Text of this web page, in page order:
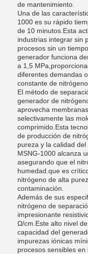
de mantenimiento.
Una de las
1000 es su rápido
de 10 minutos.Esta
industrias integrar sin
procesos sin un
generador funciona
a 1,5
diferentes demandas
constante de
El método de
generador de
aprovecha
selectivamente las
comprimido.Esta
de producción de
pureza y la calidad
MSNG-1000 alcanza
asegurando que el
humedad.que es
nitrógeno de alta
contaminación.
Además de sus
nitrógeno de
impresionante
Ω/cm.Este alto nivel
capacidad del
impurezas iónicas
procesos sensibles